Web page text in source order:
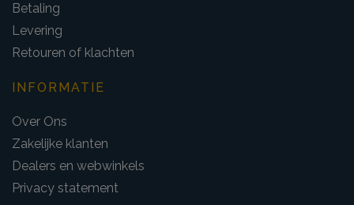
Betaling
Levering
Retouren of klachten
INFORMATIE
Over Ons
Zakelijke klanten
Dealers en webwinkels
Privacy statement